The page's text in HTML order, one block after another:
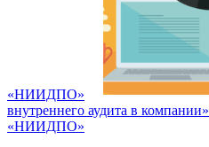
«НИИДПО»
внутреннего аудита в
«НИИДПО»